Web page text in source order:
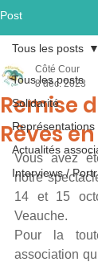
Post
Tous les posts
Solidarité
Représentations
Actualités
Interviews /
Tous les posts
Remise
Rêves
Côté Cour
8 déc. 2023
Vous avez
notre
14 et 15
Veauche.
Pour la
association